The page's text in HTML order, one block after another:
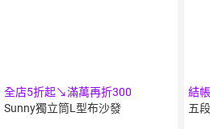
全店5折起↘滿萬再折300
Sunny獨立筒L型布沙發
結
五